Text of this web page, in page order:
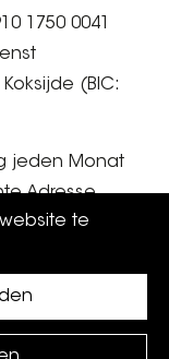
1750 0041
(BIC:
jeden Monat
Adresse.
te